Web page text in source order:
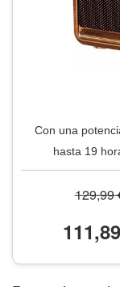
Con una
hasta 19
129,99